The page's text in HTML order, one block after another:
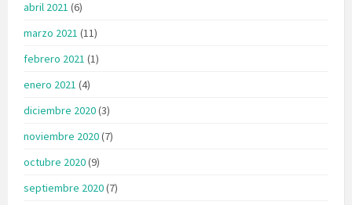
abril 2021 (6)
marzo 2021 (11)
febrero 2021 (1)
enero 2021 (4)
diciembre 2020(3)
noviembre 2020(7)
octubre 2020(9)
septiembre 2020(7)